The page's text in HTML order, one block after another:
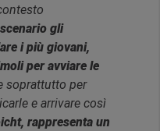
gli
i più giovani,
per avviare le
soprattutto per
e arrivare così
rappresenta un